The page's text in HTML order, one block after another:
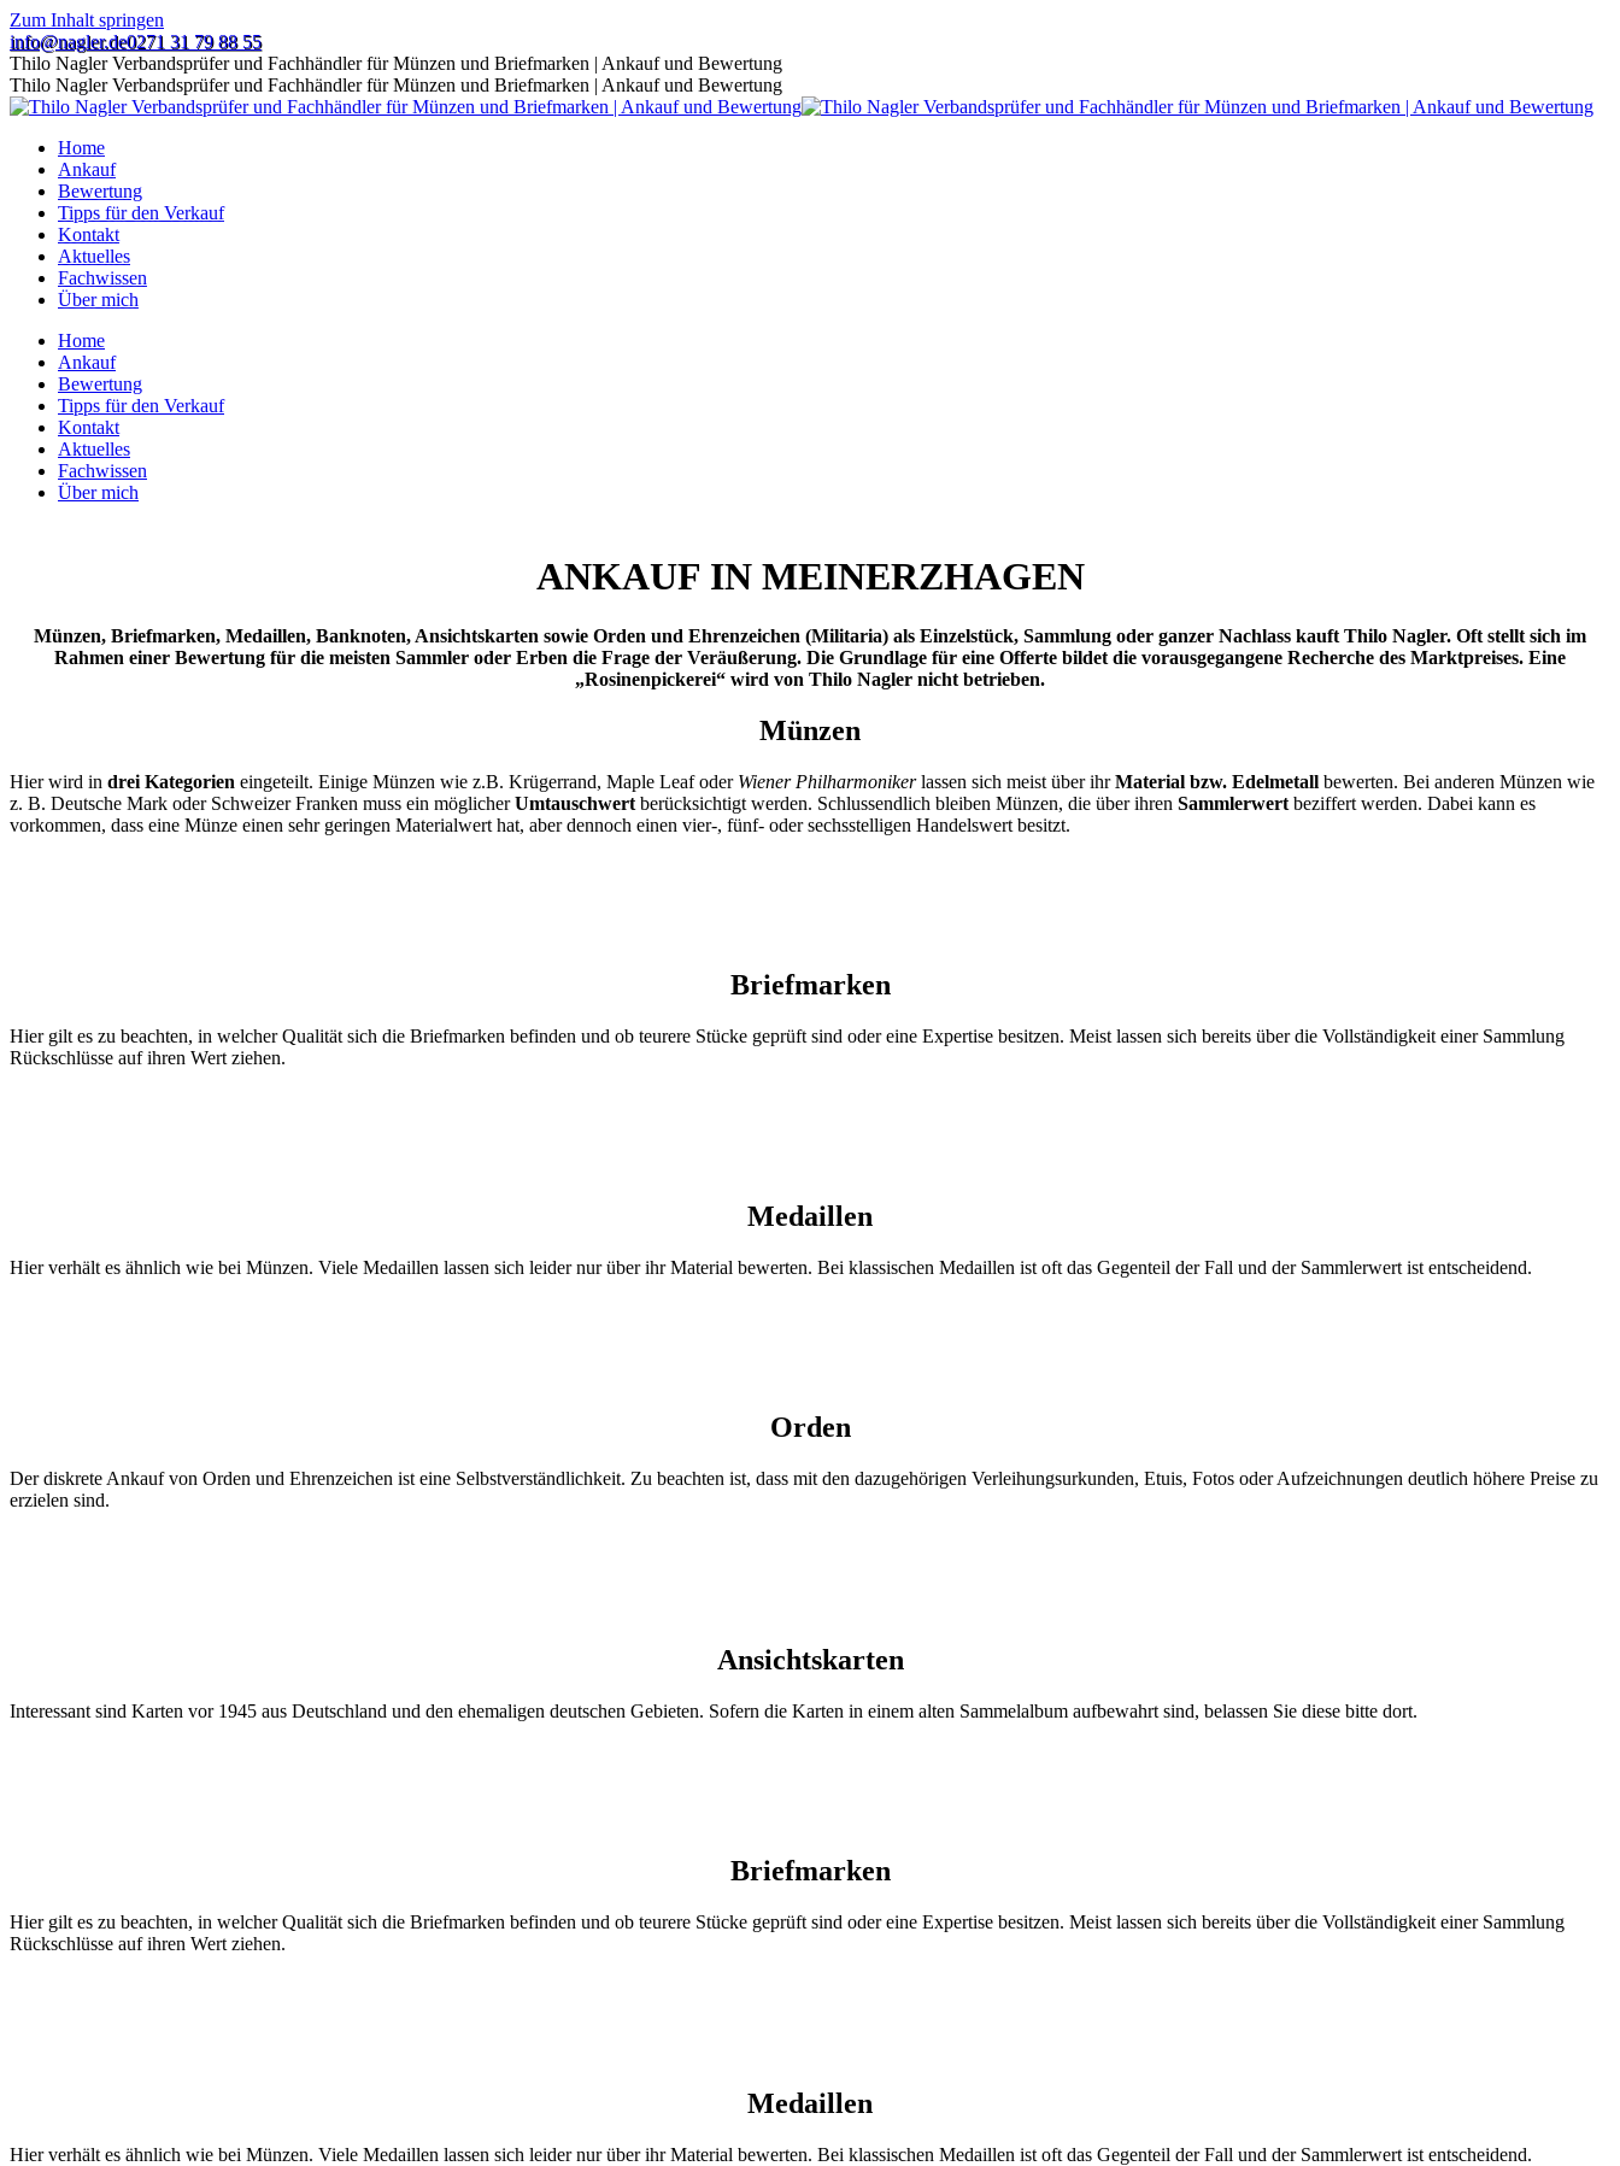
Zum Inhalt springen
info@nagler.de0271 31 79 88 55
Thilo Nagler Verbandsprüfer und Fachhändler für Münzen und Briefmarken | Ankauf und Bewertung
Thilo Nagler Verbandsprüfer und Fachhändler für Münzen und Briefmarken | Ankauf und Bewertung
Home
Ankauf
Bewertung
Tipps für den Verkauf
Kontakt
Aktuelles
Fachwissen
Über mich
Home
Ankauf
Bewertung
Tipps für den Verkauf
Kontakt
Aktuelles
Fachwissen
Über mich
ANKAUF IN MEINERZHAGEN
Münzen, Briefmarken, Medaillen, Banknoten, Ansichtskarten sowie Orden und Ehrenzeichen (Militaria) als Einzelstück, Sammlung oder ganzer Nachlass kauft Thilo Nagler. Oft stellt sich im
Rahmen einer Bewertung für die meisten Sammler oder Erben die Frage der Veräußerung. Die Grundlage für eine Offerte bildet die vorausgegangene Recherche des Marktpreises. Eine
„Rosinenpickerei“ wird von Thilo Nagler nicht betrieben.
Münzen
Hier wird in drei Kategorien eingeteilt. Einige Münzen wie z.B. Krügerrand, Maple Leaf oder Wiener Philharmonikerlassen sich meist über ihrMaterial bzw. Edelmetall bewerten. Bei anderen Münzen wie
z. B. Deutsche Mark oder Schweizer Franken muss ein möglicherUmtauschwert berücksichtigt werden. Schlussendlich bleiben Münzen, die über ihren Sammlerwert beziffert werden. Dabei kann es
vorkommen, dass eine Münze einen sehr geringen Materialwert hat, aber dennoch einen vier-, fünf- oder sechsstelligen Handelswert besitzt.
Briefmarken
Hier gilt es zu beachten, in welcher Qualität sich die Briefmarken befinden und ob teurere Stücke geprüft sind oder eine Expertise besitzen. Meist lassen sich bereits über die Vollständigkeit einer Sammlung
Rückschlüsse auf ihren Wert ziehen.
Medaillen
Hier verhält es ähnlich wie bei Münzen. Viele Medaillen lassen sich leider nur über ihr Material bewerten. Bei klassischen Medaillen ist oft das Gegenteil der Fall und der Sammlerwert ist entscheidend.
Orden
Der diskrete Ankauf von Orden und Ehrenzeichen ist eine Selbstverständlichkeit. Zu beachten ist, dass mit den dazugehörigen Verleihungsurkunden, Etuis, Fotos oder Aufzeichnungen deutlich höhere Preise zu
erzielen sind.
Ansichtskarten
Interessant sind Karten vor 1945 aus Deutschland und den ehemaligen deutschen Gebieten. Sofern die Karten in einem alten Sammelalbum aufbewahrt sind, belassen Sie diese bitte dort.
Briefmarken
Hier gilt es zu beachten, in welcher Qualität sich die Briefmarken befinden und ob teurere Stücke geprüft sind oder eine Expertise besitzen. Meist lassen sich bereits über die Vollständigkeit einer Sammlung
Rückschlüsse auf ihren Wert ziehen.
Medaillen
Hier verhält es ähnlich wie bei Münzen. Viele Medaillen lassen sich leider nur über ihr Material bewerten. Bei klassischen Medaillen ist oft das Gegenteil der Fall und der Sammlerwert ist entscheidend.